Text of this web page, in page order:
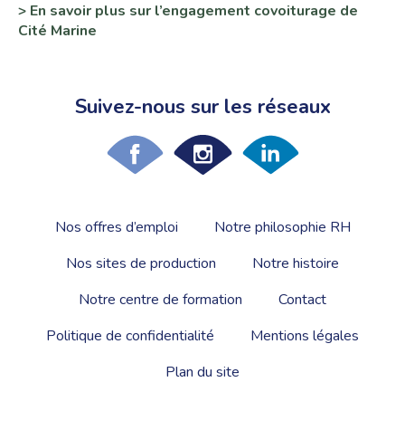
> En savoir plus sur l’engagement covoiturage de
Cité Marine
Suivez-nous sur les réseaux
Nos offres d’emploi
Notre philosophie RH
Nos sites de production
Notre histoire
Notre centre de formation
Contact
Politique de confidentialité
Mentions légales
Plan du site